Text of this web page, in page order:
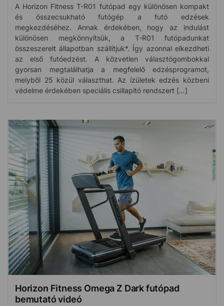
A Horizon Fitness T-R01 futópad egy különösen kompakt
és összecsukható futógép a futó edzések
megkezdéséhez. Annak érdekében, hogy az indulást
különösen megkönnyítsük, a T-R01 futópadunkat
összeszerelt állapotban szállítjuk*. Így azonnal elkezdheti
az első futóedzést. A közvetlen választógombokkal
gyorsan megtalálhatja a megfelelő edzésprogramot,
melyből 25 közül választhat. Az ízületek edzés közbeni
védelme érdekében speciális csillapító rendszert […]
Horizon Fitness Omega Z Dark futópad
bemutató videó